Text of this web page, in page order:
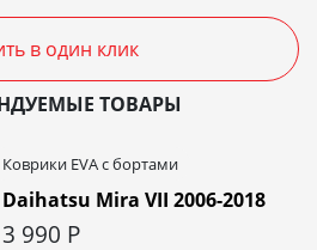
в один клик
ТОВАРЫ
Коврики EVA c бортами
Daihatsu Mira VII 2006-2018
3 990 Р